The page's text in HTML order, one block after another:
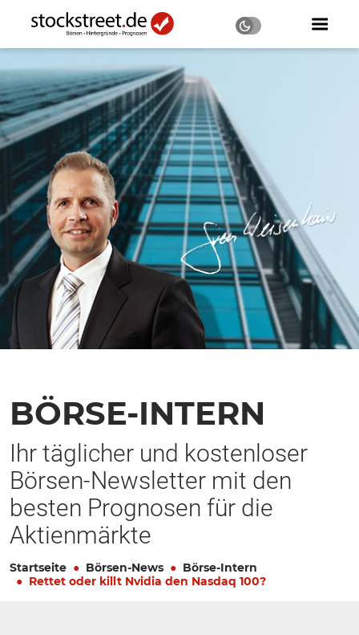
BÖRSE-INTERN
Ihr täglicher und kostenloser
Börsen-Newsletter mit den
besten Prognosen für die
Aktienmärkte
Startseite Börsen-News
Börse-Intern
Rettet oder killt Nvidia den Nasdaq 100?